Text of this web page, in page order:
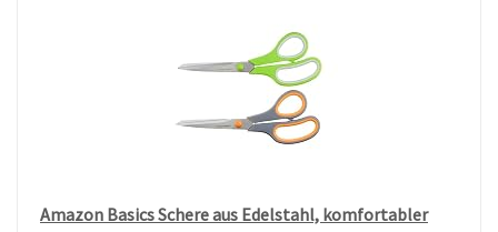
Amazon Basics Schere aus Edelstahl, komfortabler